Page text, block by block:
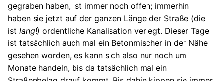
gegraben haben, ist immer noch offen; immerhin
haben sie jetzt auf der ganzen Länge der Straße (die
ist lang!) ordentliche Kanalisation verlegt. Dieser Tage
ist tatsächlich auch mal ein Betonmischer in der Nähe
gesehen worden, es kann sich also nur noch um
Monate handeln, bis da tatsächlich mal ein